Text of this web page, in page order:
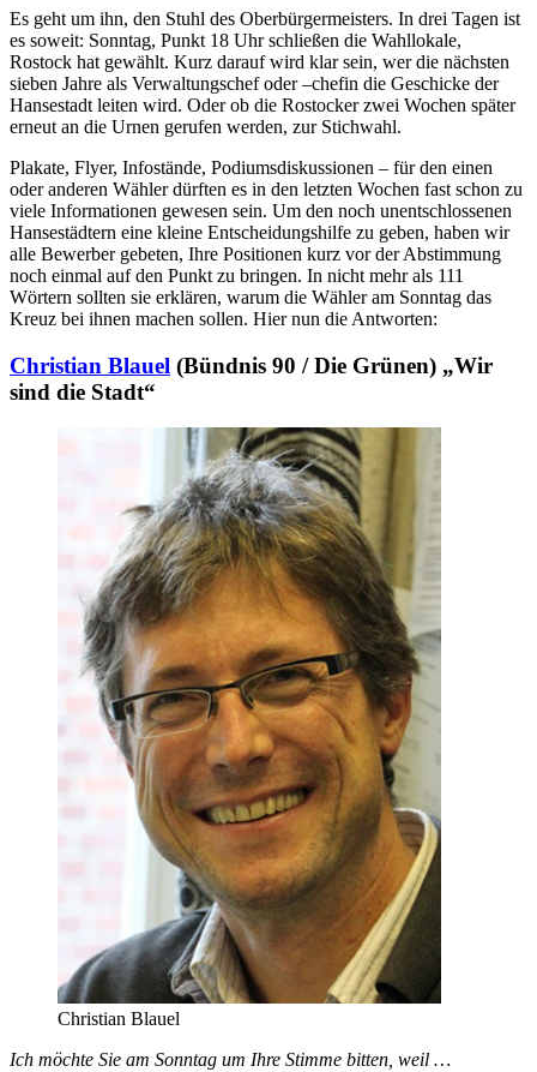
Es geht um ihn, den Stuhl des Oberbürgermeisters. In drei Tagen ist
es soweit: Sonntag, Punkt 18 Uhr schließen die Wahllokale,
Rostock hat gewählt. Kurz darauf wird klar sein, wer die nächsten
sieben Jahre als Verwaltungschef oder –chefin die Geschicke der
Hansestadt leiten wird. Oder ob die Rostocker zwei Wochen später
erneut an die Urnen gerufen werden, zur Stichwahl.
Plakate, Flyer, Infostände, Podiumsdiskussionen – für den einen
oder anderen Wähler dürften es in den letzten Wochen fast schon zu
viele Informationen gewesen sein. Um den noch unentschlossenen
Hansestädtern eine kleine Entscheidungshilfe zu geben, haben wir
alle Bewerber gebeten, Ihre Positionen kurz vor der Abstimmung
noch einmal auf den Punkt zu bringen. In nicht mehr als 111
Wörtern sollten sie erklären, warum die Wähler am Sonntag das
Kreuz bei ihnen machen sollen. Hier nun die Antworten:
Christian Blauel (Bündnis 90 / Die Grünen) „Wir
sind die Stadt“
Christian Blauel
Ich möchte Sie am Sonntag um Ihre Stimme bitten, weil …